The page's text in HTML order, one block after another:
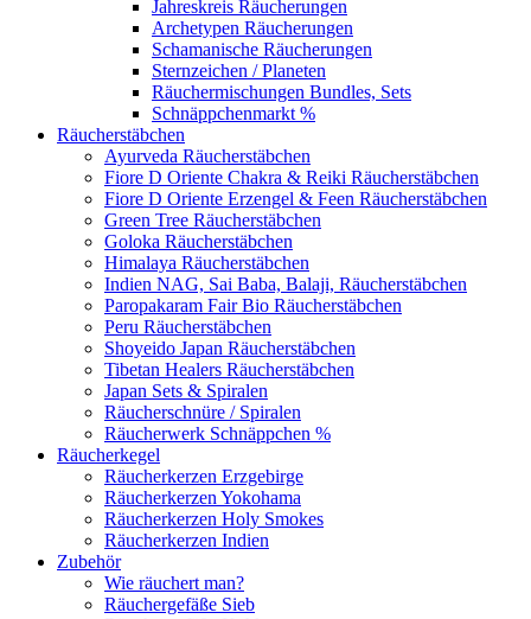
Jahreskreis Räucherungen
Archetypen Räucherungen
Schamanische Räucherungen
Sternzeichen / Planeten
Räuchermischungen Bundles, Sets
Schnäppchenmarkt %
Räucherstäbchen
Ayurveda Räucherstäbchen
Fiore D Oriente Chakra & Reiki Räucherstäbchen
Fiore D Oriente Erzengel & Feen Räucherstäbchen
Green Tree Räucherstäbchen
Goloka Räucherstäbchen
Himalaya Räucherstäbchen
Indien NAG, Sai Baba, Balaji, Räucherstäbchen
Paropakaram Fair Bio Räucherstäbchen
Peru Räucherstäbchen
Shoyeido Japan Räucherstäbchen
Tibetan Healers Räucherstäbchen
Japan Sets & Spiralen
Räucherschnüre / Spiralen
Räucherwerk Schnäppchen %
Räucherkegel
Räucherkerzen Erzgebirge
Räucherkerzen Yokohama
Räucherkerzen Holy Smokes
Räucherkerzen Indien
Zubehör
Wie räuchert man?
Räuchergefäße Sieb